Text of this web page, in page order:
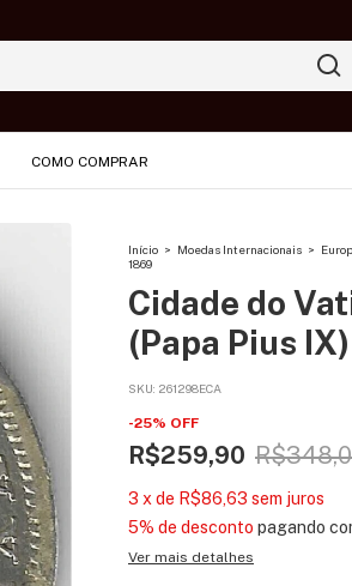
COMO COMPRAR
Início > Moedas Internacionais >
1869
Cidade do
(Papa Pius
SKU: 261298ECA
-25% OFF
R$259,90
3 x de R$86,63 sem juros
5% de desconto pagando
Ver mais detalhes